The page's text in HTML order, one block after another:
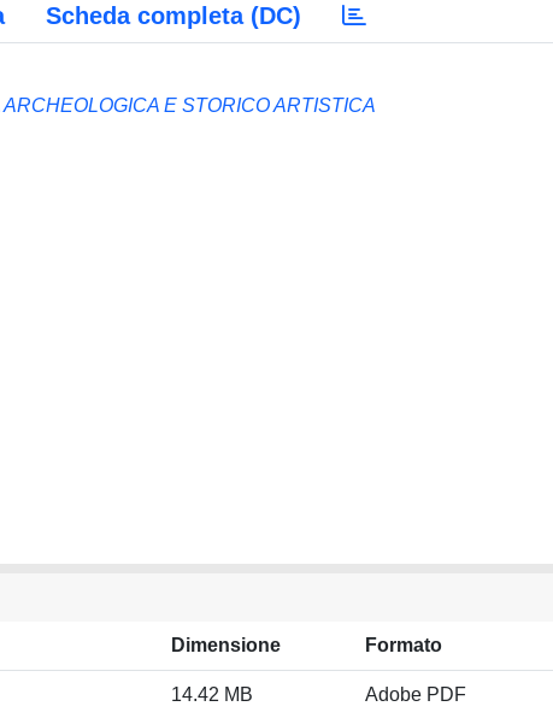
Scheda completa (DC)
E STORICO ARTISTICA
Dimensione Formato
14.42 MB Adobe PDF